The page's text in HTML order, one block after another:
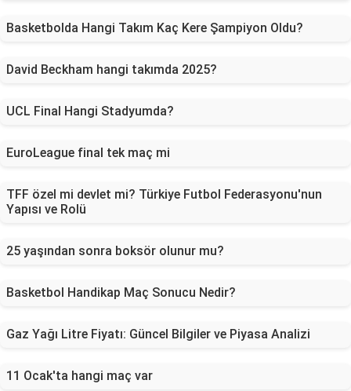
Basketbolda Hangi Takım Kaç Kere Şampiyon Oldu?
David Beckham hangi takımda 2025?
UCL Final Hangi Stadyumda?
EuroLeague final tek maç mi
TFF özel mi devlet mi? Türkiye Futbol Federasyonu'nun
Yapısı ve Rolü
25 yaşından sonra boksör olunur mu?
Basketbol Handikap Maç Sonucu Nedir?
Gaz Yağı Litre Fiyatı: Güncel Bilgiler ve Piyasa Analizi
11 Ocak'ta hangi maç var